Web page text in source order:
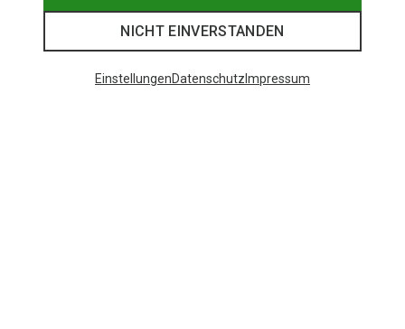
NICHT EINVERSTANDEN
EinstellungenDatenschutz Impressum